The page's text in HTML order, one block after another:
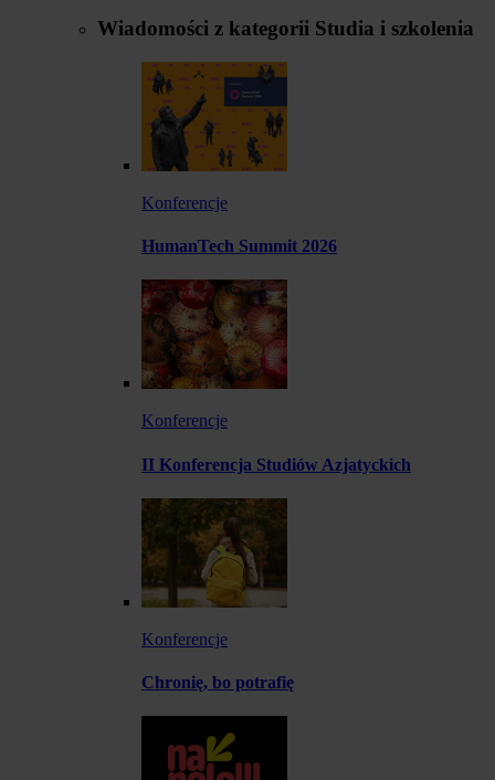
Wiadomości z kategorii Studia i szkolenia
Konferencje
HumanTech Summit 2026
Konferencje
II Konferencja Studiów Azjatyckich
Konferencje
Chronię, bo potrafię